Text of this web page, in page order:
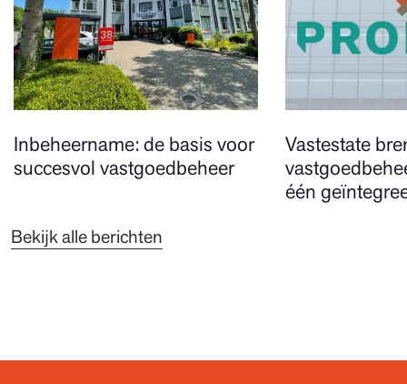
Inbeheername: de basis voor
succesvol vastgoedbeheer
Vastestate
één
Bekijk alle berichten